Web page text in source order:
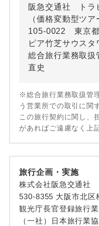
阪急交通社 トラ
（価格変動型ツア
105-0022 東京
ピア竹芝サウスタ
総合旅行業務取扱
直史
※総合旅行業務取扱管
う営業所での取引に関
この旅行契約に関し、
があればご遠慮なく上
旅行企画・実施
株式会社阪急交通社
530-8355 大阪市北
観光庁長官登録旅行
（一社）日本旅行業